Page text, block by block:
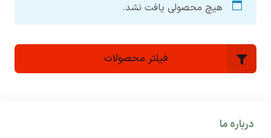
هیچ محصولی یافت نشد.
فیلتر محصولات
درباره ما